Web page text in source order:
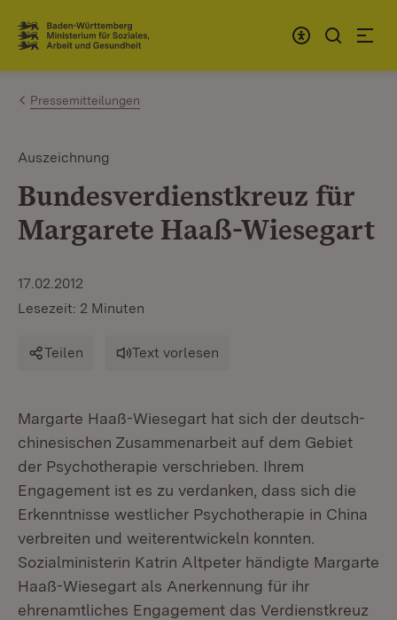
Zum Inhalt springen
Link zur Startseite
Pressemitteilungen
Auszeichnung
Bundesverdienstkreuz für
Margarete Haaß-Wiesegart
17.02.2012
Lesezeit: 2 Minuten
Teilen Text vorlesen
Margarte Haaß-Wiesegart hat sich der deutsch-
chinesischen Zusammenarbeit auf dem Gebiet
der Psychotherapie verschrieben. Ihrem
Engagement ist es zu verdanken, dass sich die
Erkenntnisse westlicher Psychotherapie in China
verbreiten und weiterentwickeln konnten.
Sozialministerin Katrin Altpeter händigte Margarte
Haaß-Wiesegart als Anerkennung für ihr
ehrenamtliches Engagement das Verdienstkreuz